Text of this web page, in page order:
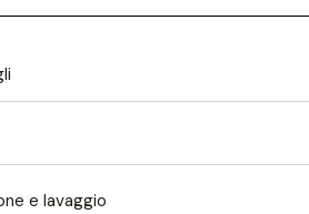
e lavaggio